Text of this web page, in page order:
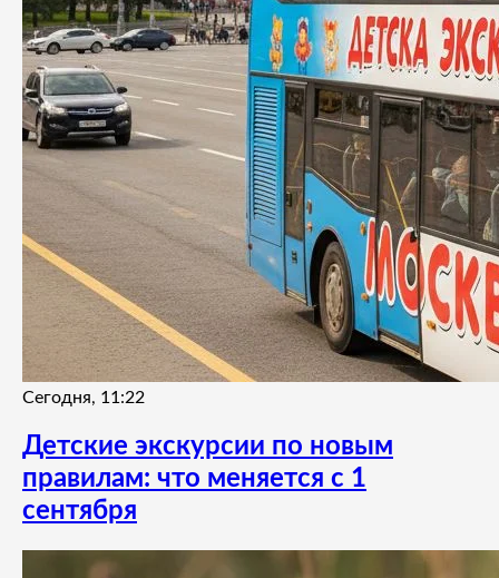
Сегодня, 11:22
Детские экскурсии по новым
правилам: что меняется с 1
сентября